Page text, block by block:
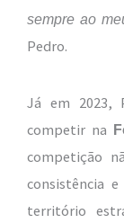
sempre ao
Pedro.
Já em 2023,
competir na
competição
consistência
território